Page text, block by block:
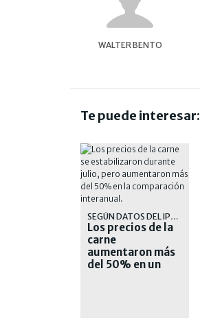
WALTER BENTO
Te puede interesar:
SEGÚN DATOS DEL IPCVA
Los precios de la
carne
aumentaron más
del 50% en un